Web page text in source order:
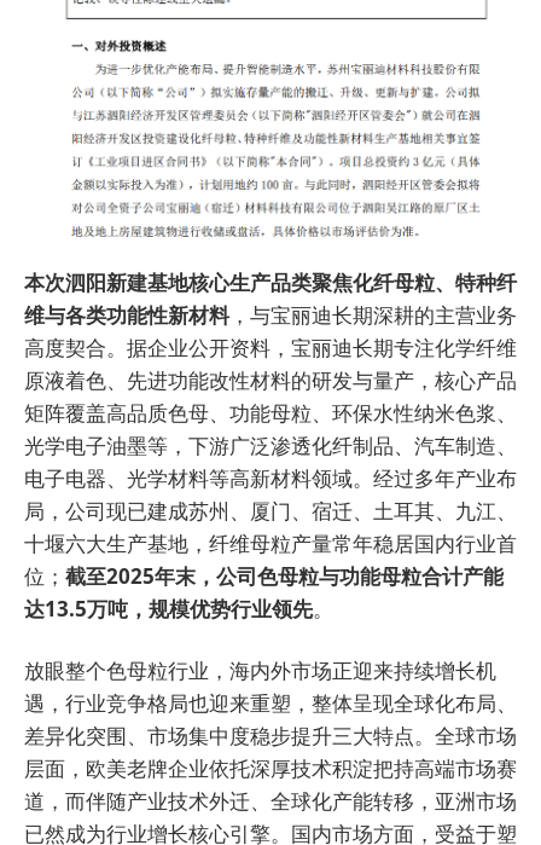
本次泗阳新建基地核心生产品类聚焦化纤母粒、特种纤
维与各类功能性新材料，与宝丽迪长期深耕的主营业务
高度契合。据企业公开资料，宝丽迪长期专注化学纤维
原液着色、先进功能改性材料的研发与量产，核心产品
矩阵覆盖高品质色母、功能母粒、环保水性纳米色浆、
光学电子油墨等，下游广泛渗透化纤制品、汽车制造、
电子电器、光学材料等高新材料领域。经过多年产业布
局，公司现已建成苏州、厦门、宿迁、土耳其、九江、
十堰六大生产基地，纤维母粒产量常年稳居国内行业首
位； 截至2025年末，公司色母粒与功能母粒合计产能
达13.5万吨，规模优势行业领先。
放眼整个色母粒行业，海内外市场正迎来持续增长机
遇，行业竞争格局也迎来重塑，整体呈现全球化布局、
差异化突围、市场集中度稳步提升三大特点。全球市场
层面，欧美老牌企业依托深厚技术积淀把持高端市场赛
道，而伴随产业技术外迁、全球化产能转移，亚洲市场
已然成为行业增长核心引擎。国内市场方面，受益于塑